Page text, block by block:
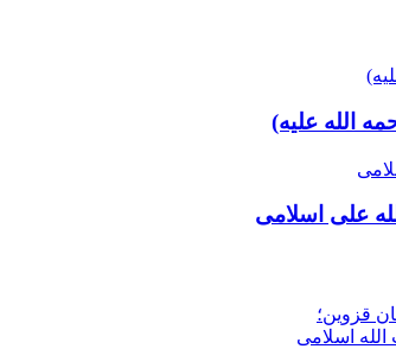
الله علیه)
علی اسلامی
قزوین؛
اسلامی